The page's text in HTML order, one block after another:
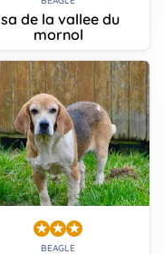
de la vallee du
mornol
BEAGLE